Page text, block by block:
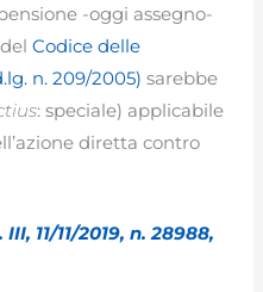
-oggi assegno-
delCodice delle
n. 209/2005) sarebbe
: speciale) applicabile
diretta contro
11/11/2019, n. 28988,